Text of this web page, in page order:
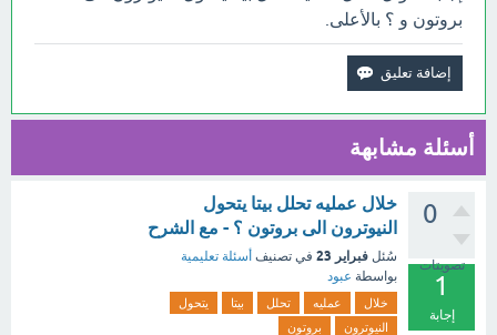
بروتون و ؟ بالأعلى.
أسئلة مشابهة
0
تصويتات
1
إجابة
خلال عمليه تحلل بيتا يتحول
النيوترون الى بروتون ؟ - مع الشرح
سُئل فبراير 23 في تصنيف أسئلة تعليمية
بواسطة عبود
خلال عمليه تحلل بيتا
يتحول
النيوترون
بروتون